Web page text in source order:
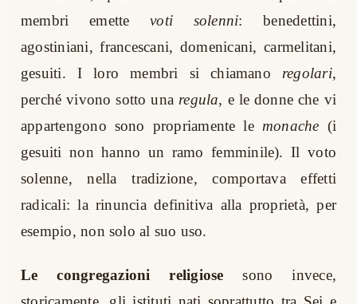
membri emettevoti solenni: benedettini,
agostiniani, francescani, domenicani, carmelitani,
gesuiti. I loro membri si chiamano regolari,
perché vivono sotto una regula, e le donne che vi
appartengono sono propriamente le monache (i
gesuiti non hanno un ramo femminile). Il voto
solenne, nella tradizione, comportava effetti
radicali: la rinuncia definitiva alla proprietà, per
esempio, non solo al suo uso.
Le congregazioni religiose sono invece,